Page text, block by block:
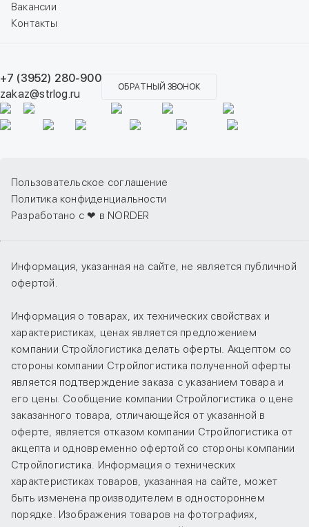
Вакансии
Контакты
+7 (3952) 280-900
zakaz@strlog.ru
ОБРАТНЫЙ ЗВОНОК
Пользовательское соглашение
Политика конфиденциальности
Разработано с ❤ в NORDER
Информация, указанная на сайте, не является публичной
офертой.
Информация о товарах, их технических свойствах и
характеристиках, ценах является предложением
компании Стройлогистика делать оферты. Акцептом со
стороны компании Стройлогистика полученной оферты
является подтверждение заказа с указанием товара и
его цены. Сообщение компании Стройлогистика о цене
заказанного товара, отличающейся от указанной в
оферте, является отказом компании Стройлогистика от
акцепта и одновременно офертой со стороны компании
Стройлогистика. Информация о технических
характеристиках товаров, указанная на сайте, может
быть изменена производителем в одностороннем
порядке. Изображения товаров на фотографиях,